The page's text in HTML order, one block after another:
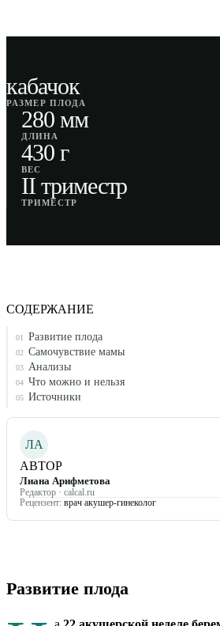
кабачок
РАЗМЕР ПЛОДА
280 мм
ДЛИНА
430 г
ВЕС
II триместр
ТРИМЕСТР
СОДЕРЖАНИЕ
01 Развитие плода
02 Самочувствие мамы
03 Анализы
04 Что можно и нельзя
05 Источники
ЛА
АВТОР
Лиана Арифметова
Редактор · calcal.ru
Рецензент: врач акушер-гинеколог
Развитие плода